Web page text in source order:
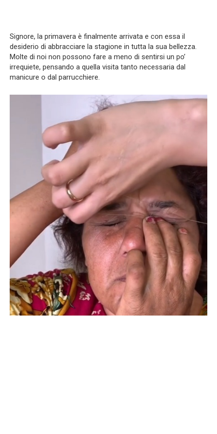
Signore, la primavera è finalmente arrivata e con essa il
desiderio di abbracciare la stagione in tutta la sua bellezza.
Molte di noi non possono fare a meno di sentirsi un po’
irrequiete, pensando a quella visita tanto necessaria dal
manicure o dal parrucchiere.